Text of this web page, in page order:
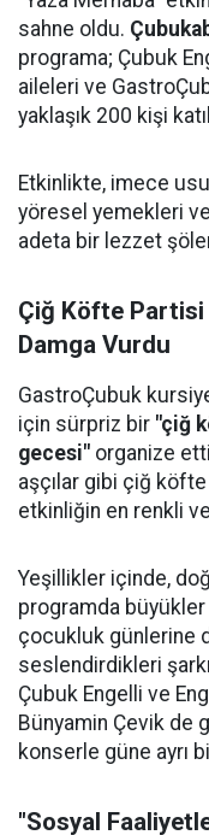
sahne oldu.
programa; Çubuk
aileleri ve
yaklaşık 200 kişi
Etkinlikte, imece
yöresel yemekleri
adeta bir lezzet
Çiğ Köfte Partisi
Damga Vurdu
GastroÇubuk
için sürpriz bir "çiğ
gecesi" organize
aşçılar gibi çiğ
etkinliğin en renkli
Yeşillikler içinde,
programda
çocukluk günlerine
seslendirdikleri
Çubuk Engelli ve
Bünyamin Çevik de
konserle güne ayrı
"Sosyal